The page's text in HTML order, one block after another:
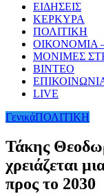
ΕΙΔΗΣΕΙΣ
ΚΕΡΚΥΡΑ
ΠΟΛΙΤΙΚΗ
ΟΙΚΟΝΟΜΙΑ
ΜΟΝΙΜΕΣ
ΒΙΝΤΕΟ
LIVE
ΓενικάΠΟΛΙΤΙΚΗ
Τάκης
χρειάζεται
προς το 2030